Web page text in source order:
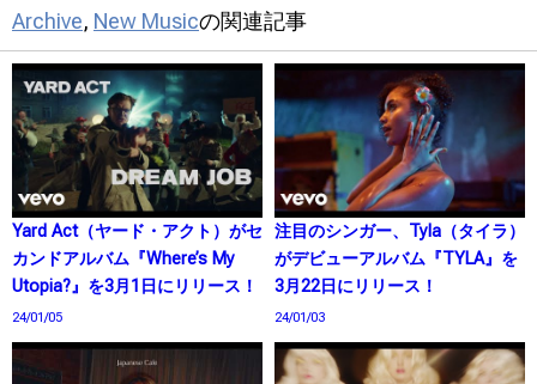
Archive, New Musicの関連記事
Yard Act（ヤード・アクト）がセ
カンドアルバム『Where’s My
Utopia?』を3月1日にリリース！
24/01/05
注目のシンガー、Tyla（タイラ）
がデビューアルバム『TYLA』を
3月22日にリリース！
24/01/03